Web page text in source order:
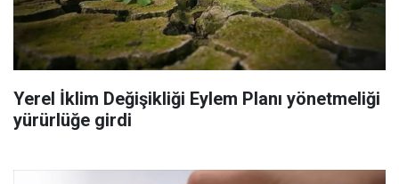
Yerel İklim Değişikliği Eylem Planı yönetmeliği
yürürlüğe girdi